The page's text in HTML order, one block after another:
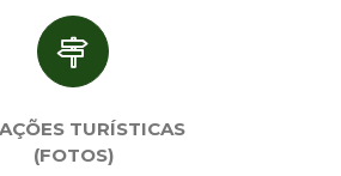
TURÍSTICAS
(FOTOS)